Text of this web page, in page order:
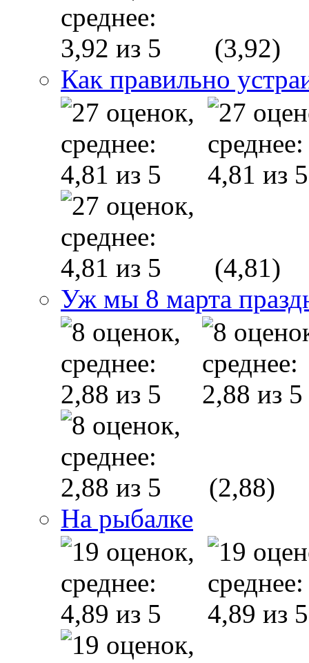
(3,92)
Как правильно
(4,81)
Уж мы 8 марта
(2,88)
На рыбалке